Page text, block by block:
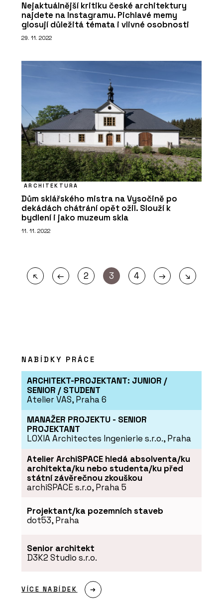
Nejaktuálnější kritiku české architektury
najdete na Instagramu. Pichlavé memy
glosují důležitá témata i vlivné osobnosti
29. 11. 2022
ARCHITEKTURA
Dům sklářského mistra na Vysočině po
dekádách chátrání opět ožil. Slouží k
bydlení i jako muzeum skla
11. 11. 2022
↖ ← 2 3 4 → ↘
NABÍDKY PRÁCE
ARCHITEKT-PROJEKTANT: JUNIOR /
SENIOR / STUDENT
Atelier VAS, Praha 6
MANAŽER PROJEKTU - SENIOR
PROJEKTANT
LOXIA Architectes Ingenierie s.r.o., Praha
Atelier ArchiSPACE hledá absolventa/ku
architekta/ku nebo studenta/ku před
státní závěrečnou zkouškou
archiSPACE s.r.o, Praha 5
Projektant/ka pozemních staveb
dot53, Praha
Senior architekt
D3K2 Studio s.r.o.
VÍCE NABÍDEK